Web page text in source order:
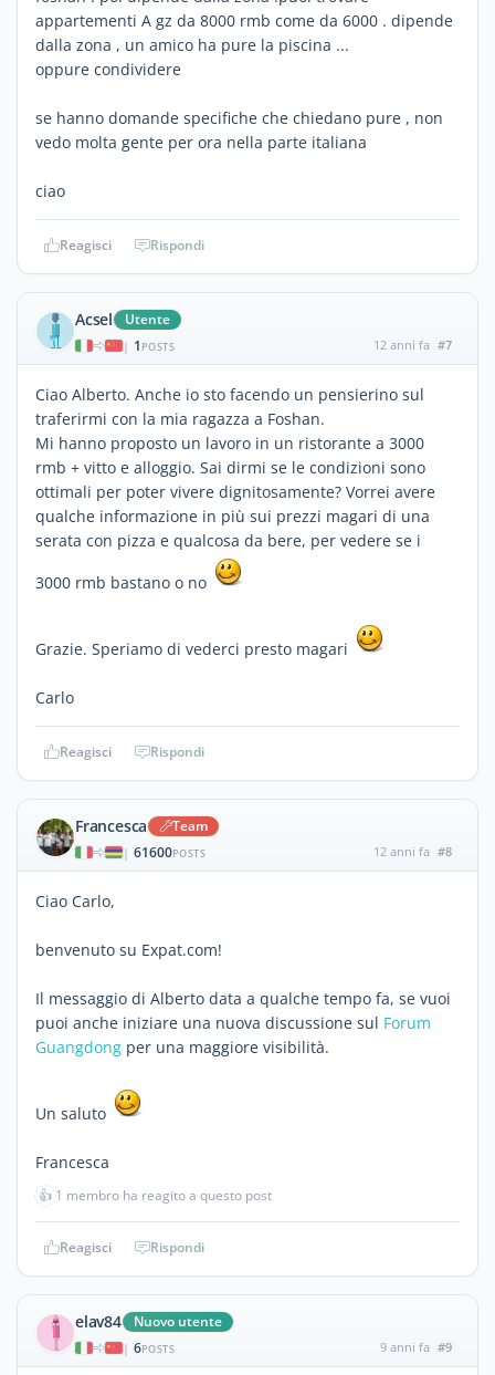
appartementi A gz da 8000 rmb come da 6000 . dipende
dalla zona , un amico ha pure la piscina ...
oppure condividere
se hanno domande specifiche che chiedano pure , non
vedo molta gente per ora nella parte italiana
ciao
Reagisci Rispondi
Acsel Utente
| 1 POSTS 12 anni fa #7
Ciao Alberto. Anche io sto facendo un pensierino sul
traferirmi con la mia ragazza a Foshan.
Mi hanno proposto un lavoro in un ristorante a 3000
rmb + vitto e alloggio. Sai dirmi se le condizioni sono
ottimali per poter vivere dignitosamente? Vorrei avere
qualche informazione in più sui prezzi magari di una
serata con pizza e qualcosa da bere, per vedere se i
3000 rmb bastano o no
Grazie. Speriamo di vederci presto magari
Carlo
Reagisci Rispondi
Francesca Team
| 61600POSTS 12 anni fa #8
Ciao Carlo,
benvenuto su Expat.com!
Il messaggio di Alberto data a qualche tempo fa, se vuoi
puoi anche iniziare una nuova discussione sul Forum
Guangdong per una maggiore visibilità.
Un saluto
Francesca
👍 1 membro ha reagito a questo post
Reagisci Rispondi
elav84 Nuovo utente
| 6POSTS 9 anni fa #9